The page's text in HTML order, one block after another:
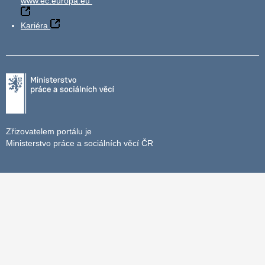
Kariéra
Zřizovatelem portálu je
Ministerstvo práce a sociálních věcí ČR